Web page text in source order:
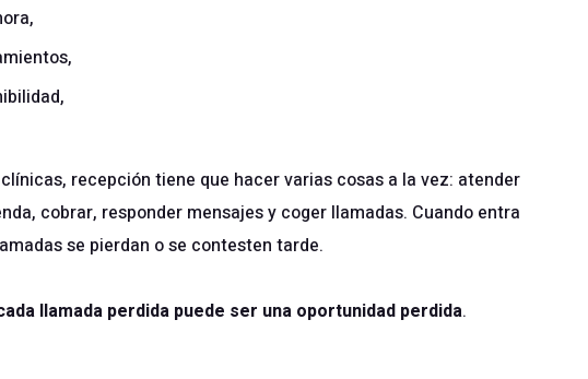
recepción tiene que hacer varias cosas a la vez: atender
cobrar, responder mensajes y coger llamadas. Cuando entra
se pierdan o se contesten tarde.
llamada perdida puede ser una oportunidad perdida.